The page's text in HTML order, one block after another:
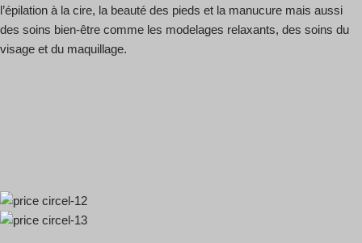
l’épilation à la cire, la beauté des pieds et la manucure mais aussi
des soins bien-être comme les modelages relaxants, des soins du
visage et du maquillage.